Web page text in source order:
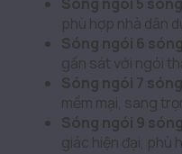
phù hợp nhà dân
Sóng ngói 6
gần sát với ngói
Sóng ngói 7
mềm mại, sang
Sóng ngói 9
giác hiện đại, phù